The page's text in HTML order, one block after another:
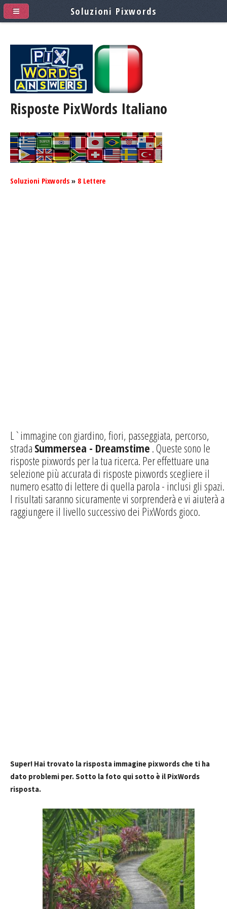
Risposte PixWords Italiano
Soluzioni Pixwords » 8 Lettere
L`immagine con giardino, fiori, passeggiata, percorso,
strada Summersea - Dreamstime . Queste sono le
risposte pixwords per la tua ricerca. Per effettuare una
selezione più accurata di risposte pixwords scegliere il
numero esatto di lettere di quella parola - inclusi gli spazi.
I risultati saranno sicuramente vi sorprenderà e vi aiuterà a
raggiungere il livello successivo dei PixWords gioco.
Super! Hai trovato la risposta immagine pixwords che ti ha
dato problemi per. Sotto la foto qui sotto è il PixWords
risposta.
Soluzioni Pixwords